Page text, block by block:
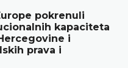
pokrenuli
kapaciteta
i
prava i